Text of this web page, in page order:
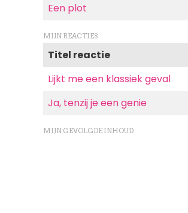
Een plot
MIJN REACTIES
Titel reactie
Lijkt me een klassiek geval
Ja, tenzij je een genie
MIJN GEVOLGDE INHOUD